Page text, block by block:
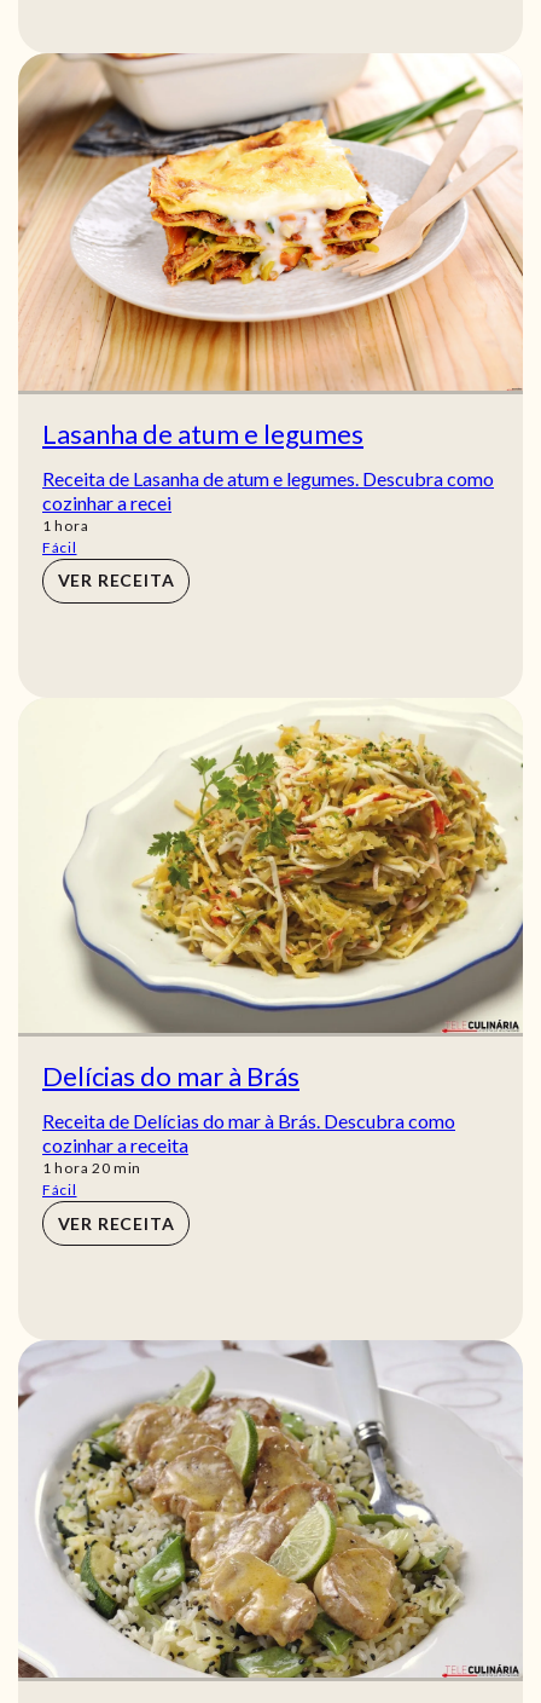
Lasanha de atum e legumes
Receita de Lasanha de atum e legumes. Descubra como
cozinhar a recei
1 hora
hora
Fácil
VER RECEITA
Delícias do mar à Brás
Receita de Delícias do mar à Brás. Descubra como
cozinhar a receita
1 hora
hora 20min
min
Fácil
VER RECEITA